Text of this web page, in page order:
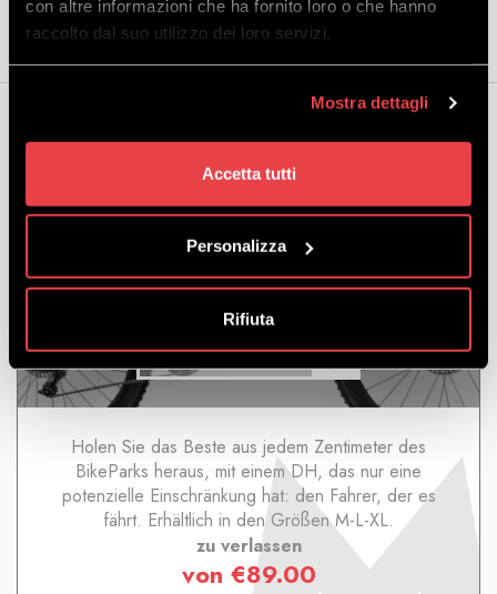
con altre informazioni che ha fornito loro o che hanno
raccolto dal suo utilizzo dei loro servizi.
Mostra dettagli
Accetta tutti
Personalizza
Rifiuta
Das könnte Sie auch interessieren...
PROPAIN RAGE 3 R CF FOX 40
ENTDECKEN
Holen Sie das Beste aus jedem Zentimeter des
BikeParks heraus, mit einem DH, das nur eine
potenzielle Einschränkung hat: den Fahrer, der es
fährt. Erhältlich in den Größen M-L-XL.
zu verlassen
von €89.00